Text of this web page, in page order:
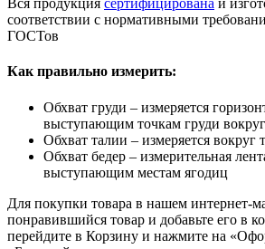
Вся продукция сертифицирована и
соответствии с нормативными
ГОСТов
Как правильно измерить:
Обхват груди – измеряется
выступающим точкам груди вокруг
Обхват талии – измеряется вокруг
Обхват бедер – измерительная
выступающим местам ягодиц
Для покупки товара в нашем интернет-
понравившийся товар и добавьте его в
перейдите в Корзину и нажмите на